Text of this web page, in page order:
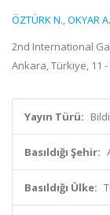
ÖZTÜRK N.,OKYAR A.
2nd International
Ankara, Türkiye, 11 -
Yayın Türü:
Basıldığı Şehir:
Basıldığı Ülke: